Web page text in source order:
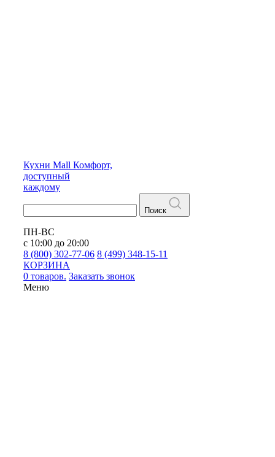
Кухни Mall Комфорт,
доступный
каждому
Поиск
ПН-ВС
с 10:00 до 20:00
8 (800) 302-77-06 8 (499) 348-15-11
КОРЗИНА
0 товаров. Заказать звонок
Меню